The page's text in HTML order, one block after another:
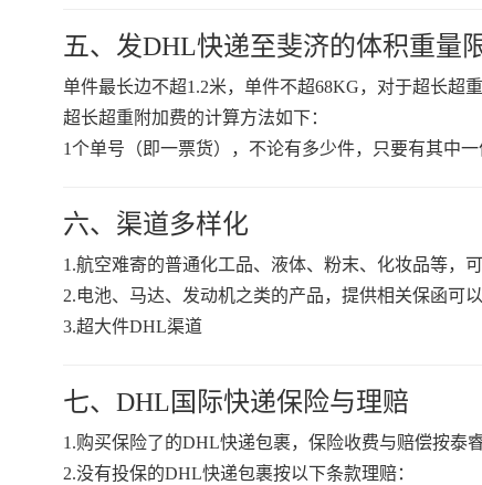
五、发DHL快递至斐济的体积重量
单件最长边不超1.2米，单件不超68KG，对于超长超
超长超重附加费的计算方法如下：
1个单号（即一票货），不论有多少件，只要有其中
六、渠道多样化
1.航空难寄的普通化工品、液体、粉末、化妆品等，
2.电池、马达、发动机之类的产品，提供相关保函可以
3.超大件DHL渠道
七、DHL国际快递保险与理赔
1.购买保险了的DHL快递包裹，保险收费与赔偿按泰
2.没有投保的DHL快递包裹按以下条款理赔：